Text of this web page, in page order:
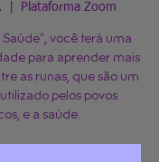
Plataforma Zoom
Saúde", você terá uma
para aprender mais
as runas, que são um
pelos povos
e a saúde.